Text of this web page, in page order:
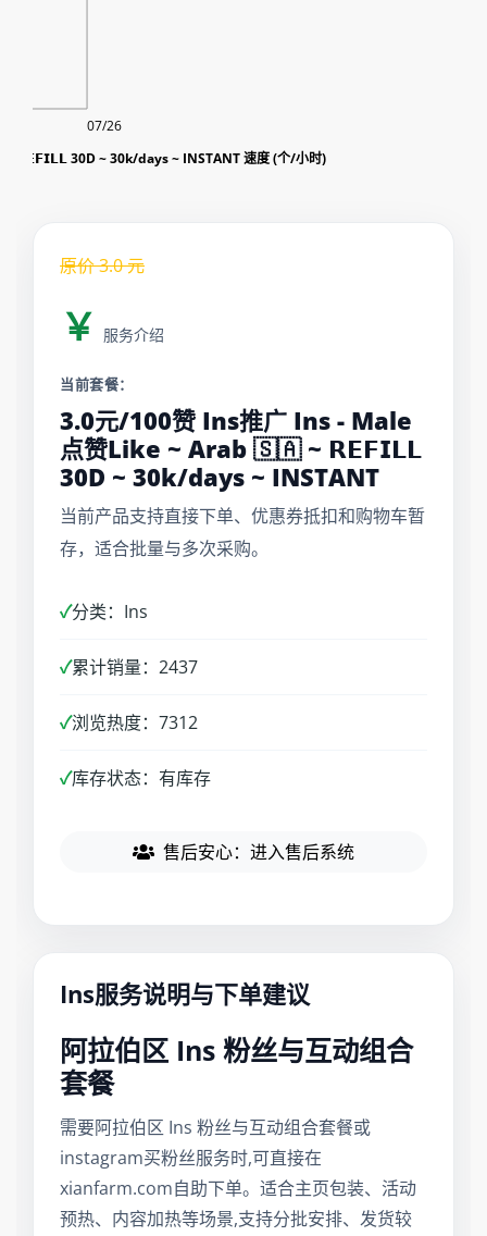
𝗥𝗘𝗙𝗜𝗟𝗟 30D ~ 30k/days ~ INSTANT 速度 (个/小时)
07/26
原价3.0元
￥ 服务介绍
当前套餐：
3.0元/100赞 Ins推广 Ins - Male
点赞Like ~ Arab 🇸🇦 ~ 𝗥𝗘𝗙𝗜𝗟𝗟
30D ~ 30k/days ~ INSTANT
当前产品支持直接下单、优惠券抵扣和购物车暂
存，适合批量与多次采购。
✓分类：Ins
✓累计销量：2437
✓浏览热度：7312
✓库存状态：有库存
售后安心：进入售后系统
Ins服务说明与下单建议
阿拉伯区 Ins 粉丝与互动组合
套餐
需要阿拉伯区 Ins 粉丝与互动组合套餐或
instagram买粉丝服务时,可直接在
xianfarm.com自助下单。适合主页包装、活动
预热、内容加热等场景,支持分批安排、发货较